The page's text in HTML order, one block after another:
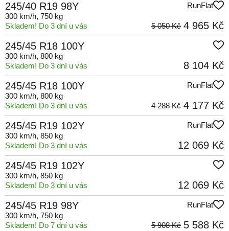
245/40 R19 98Y
RunFlat
300 km/h, 750 kg
Skladem! Do 3 dní u vás
4 965 Kč
5 050 Kč
245/45 R18 100Y
300 km/h, 800 kg
Skladem! Do 3 dní u vás
8 104 Kč
245/45 R18 100Y
RunFlat
300 km/h, 800 kg
Skladem! Do 3 dní u vás
4 177 Kč
4 288 Kč
245/45 R19 102Y
RunFlat
300 km/h, 850 kg
Skladem! Do 3 dní u vás
12 069 Kč
245/45 R19 102Y
300 km/h, 850 kg
Skladem! Do 3 dní u vás
12 069 Kč
245/45 R19 98Y
RunFlat
300 km/h, 750 kg
Skladem! Do 7 dní u vás
5 588 Kč
5 908 Kč